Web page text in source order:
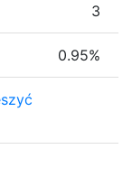
3
0.95%